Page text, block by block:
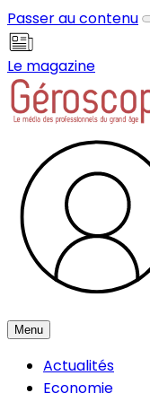
Passer au contenu
Le magazine
Menu
Actualités
Economie
Panneau de gestion